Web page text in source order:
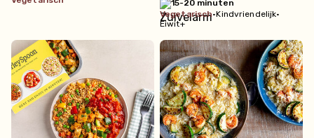
15-20 minuten
vegetarisch•Kindvriendelijk•
Eiwit+